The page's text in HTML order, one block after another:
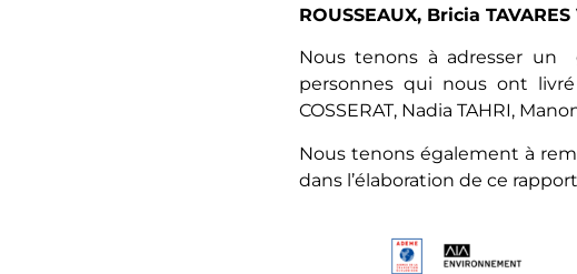
ROUSSEAUX, Bricia
Nous tenons à adresser un
personnes qui nous ont
COSSERAT, Nadia TAHRI,
Nous tenons également à
dans l’élaboration de ce